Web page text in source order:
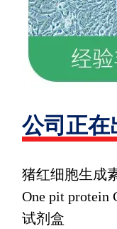
公司正在
猪红细胞生成
One pit protein
试剂盒